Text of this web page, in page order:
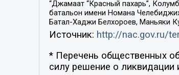
“Джамаат “Красный пахарь”,
батальон имени Номана
Батал-Хаджи Белхороев, Маньяки
Источник: http://nac.gov.ru/
* Перечень общественных
силу решение о ликвидации